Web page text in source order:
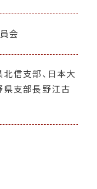
会
信支部、日本大
県支部長野江古